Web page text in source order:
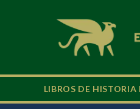
LIBROS DE